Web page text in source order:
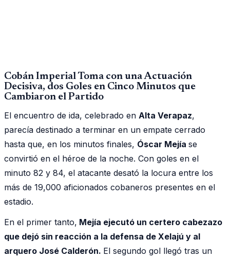
Cobán Imperial Toma con una Actuación
Decisiva, dos Goles en Cinco Minutos que
Cambiaron el Partido
El encuentro de ida, celebrado en Alta Verapaz,
parecía destinado a terminar en un empate cerrado
hasta que, en los minutos finales, Óscar Mejía se
convirtió en el héroe de la noche. Con goles en el
minuto 82 y 84, el atacante desató la locura entre los
más de 19,000 aficionados cobaneros presentes en el
estadio.
En el primer tanto, Mejía ejecutó un certero cabezazo
que dejó sin reacción a la defensa de Xelajú y al
arquero José Calderón. El segundo gol llegó tras un